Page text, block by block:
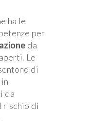
ha le
per
da
Le
di
da
rischio di